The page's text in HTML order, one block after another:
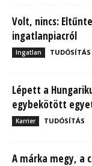
Volt, nincs:
ingatlanpiacról
Ingatlan TUDÓSÍTÁS
Lépett a
egybekötött
Karrier TUDÓSÍTÁS
A márka megy, a